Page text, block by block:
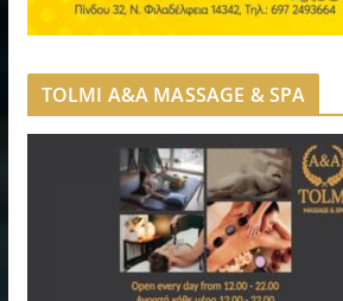
TOLMI A&A MASSAGE & SPA